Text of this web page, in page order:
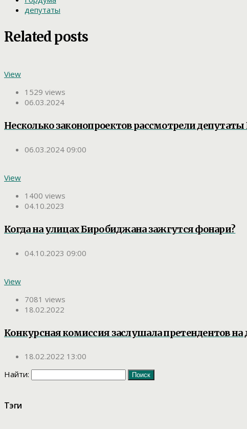
депутаты
Related posts
View
1529 views
06.03.2024
Несколько законопроектов рассмотрели
06.03.2024 09:00
View
1400 views
04.10.2023
Когда на улицах Биробиджана зажгутся фонари?
04.10.2023 09:00
View
7081 views
18.02.2022
Конкурсная комиссия заслушала претендентов
18.02.2022 13:00
Найти:
Тэги